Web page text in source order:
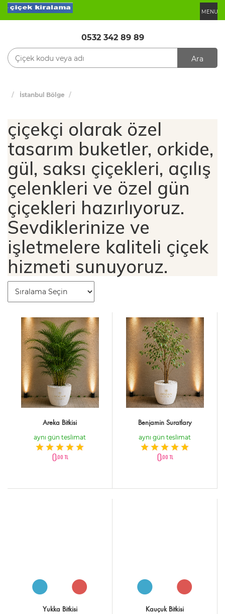
MENU
0532 342 89 89
Ara
İstanbul Bölge
çiçekçi olarak özel
tasarım buketler, orkide,
gül, saksı çiçekleri, açılış
çelenkleri ve özel gün
çiçekleri hazırlıyoruz.
Sevdiklerinize ve
işletmelere kaliteli çiçek
hizmeti sunuyoruz.
Areka Bitkisi
aynı gün teslimat
0,00 TL
Benjamin Suratlary
aynı gün teslimat
0,00 TL
Yukka Bitkisi Kauçuk Bitkisi